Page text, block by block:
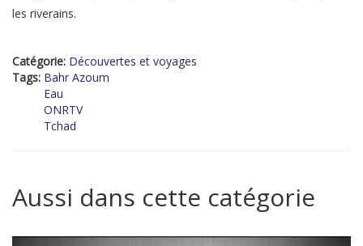
les riverains.
Catégorie: Découvertes et voyages
Tags: Bahr Azoum
Eau
ONRTV
Tchad
Aussi dans cette catégorie